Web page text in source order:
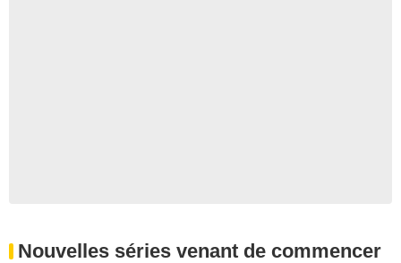
Nouvelles séries venant de commencer